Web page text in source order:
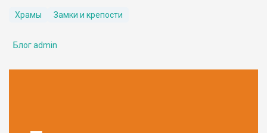
Храмы Замки и крепости
Блог admin